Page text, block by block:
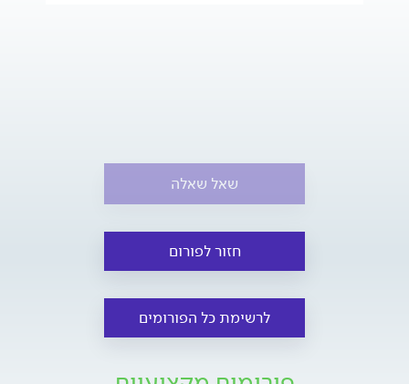
שאל שאלה
חזור לפורום
לרשימת כל הפורומים